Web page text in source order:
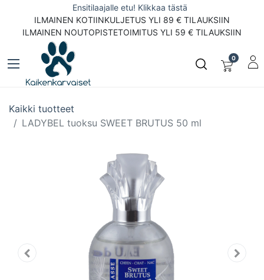
Ensitilaajalle etu! Klikkaa tästä
ILMAINEN KOTIINKULJETUS YLI 89 € TILAUKSIIN
ILMAINEN NOUTOPISTETOIMITUS YLI 59 € TILAUKSIIN
0
Kaikki tuotteet
LADYBEL tuoksu SWEET BRUTUS 50 ml